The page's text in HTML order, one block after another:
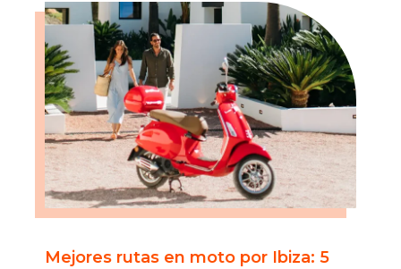
Mejores rutas en moto por Ibiza: 5